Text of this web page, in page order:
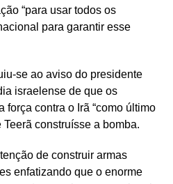
“para usar todos os
para garantir esse
se ao aviso do presidente
israelense de que os
força contra o Irã “como último
construísse a bomba.
de construir armas
enfatizando que o enorme